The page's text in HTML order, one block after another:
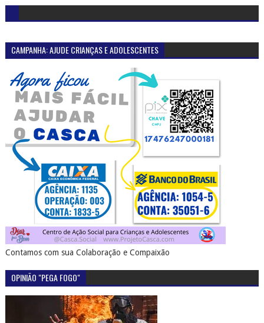
CAMPANHA: AJUDE CRIANÇAS E ADOLESCENTES
Contamos com sua Colaboração e Compaixão
OPINIÃO "PEGA FOGO"